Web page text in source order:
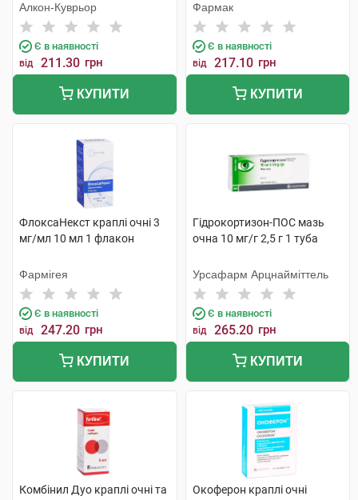
Алкон-Куврьор
Є в наявності
від 211.30 грн
КУПИТИ
Фармак
Є в наявності
від 217.10 грн
КУПИТИ
ФлоксаНекст краплі очні 3
мг/мл 10 мл 1 флакон
Фармігея
Є в наявності
від 247.20 грн
КУПИТИ
Гідрокортизон-ПОС мазь
очна 10 мг/г 2,5 г 1 туба
Урсафарм Арцнайміттель
Є в наявності
від 265.20 грн
КУПИТИ
Комбінил Дуо краплі очні та
Окоферон краплі очні